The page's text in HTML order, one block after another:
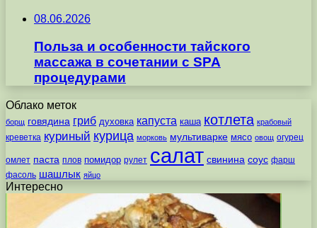
08.06.2026
Польза и особенности тайского
массажа в сочетании с SPA
процедурами
Облако меток
борщ говядина гриб духовка капуста каша котлета крабовый
креветка куриный курица морковь мультиварке мясо овощ огурец
омлет паста плов помидор рулет салат свинина соус фарш
фасоль шашлык яйцо
Интересно